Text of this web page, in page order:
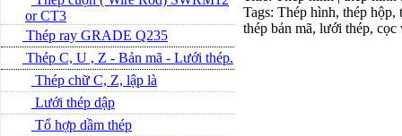
or CT3
Thép ray GRADE Q235
Thép C, U , Z - Bản mã - L­ưới thép.
Thép chữ C, Z, lập là
Lưới thép dập
Tổ hợp dầm thép
Tags: Thép hình, thép hộp,
thép bản mã, lưới thép, cọc